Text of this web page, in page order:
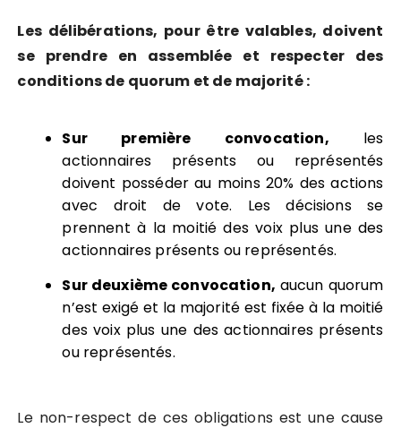
Les délibérations, pour être valables, doivent
se prendre en assemblée et respecter des
conditions de quorum et de majorité :
Sur première convocation, les
actionnaires présents ou représentés
doivent posséder au moins 20% des actions
avec droit de vote. Les décisions se
prennent à la moitié des voix plus une des
actionnaires présents ou représentés.
Sur deuxième convocation, aucun quorum
n’est exigé et la majorité est fixée à la moitié
des voix plus une des actionnaires présents
ou représentés.
Le non-respect de ces obligations est une cause